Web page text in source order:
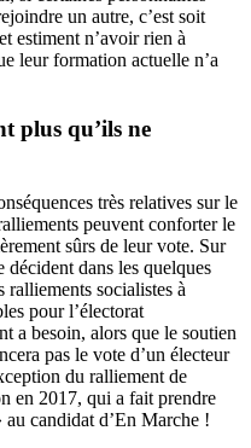
un autre, c’est soit
estiment n’avoir rien à
leur formation actuelle n’a
plus qu’ils ne
très relatives sur le
peuvent conforter le
sûrs de leur vote. Sur
décident dans les quelques
socialistes à
pour l’électorat
a besoin, alors que le soutien
pas le vote d’un électeur
du ralliement de
en 2017, qui a fait prendre
candidat d’En Marche !